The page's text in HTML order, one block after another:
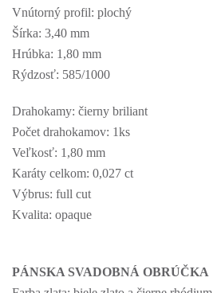
Vnútorný profil: plochý
Šírka: 3,40 mm
Hrúbka: 1,80 mm
Rýdzosť: 585/1000
Drahokamy: čierny briliant
Počet drahokamov: 1ks
Veľkosť: 1,80 mm
Karáty celkom: 0,027 ct
Výbrus: full cut
Kvalita: opaque
PÁNSKA SVADOBNÁ OBRÚČKA